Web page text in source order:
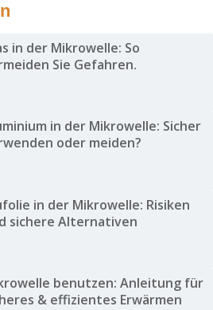
in der Mikrowelle: So
Sie Gefahren.
in der Mikrowelle: Sicher
oder meiden?
in der Mikrowelle: Risiken
sichere Alternativen
benutzen: Anleitung für
& effizientes Erwärmen